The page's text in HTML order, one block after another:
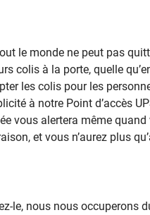
le monde ne peut pas
colis à la porte, quelle
les colis pour les
à notre Point d’accès
vous alertera même
et vous n’aurez plus
le, nous nous occuperons